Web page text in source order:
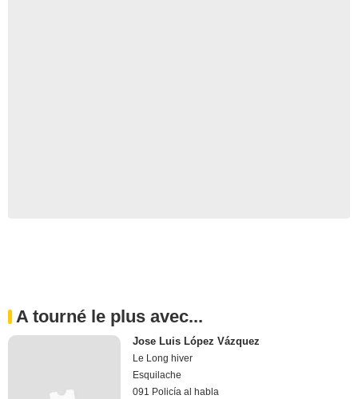
A tourné le plus avec...
Jose Luis López Vázquez
Le Long hiver
Esquilache
091 Policía al habla